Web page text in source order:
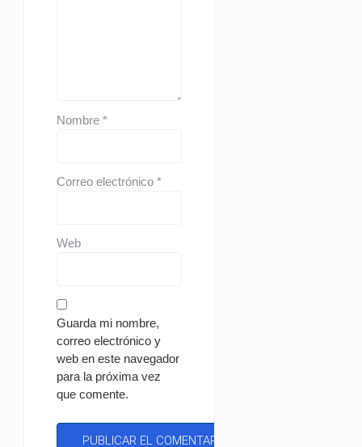
Nombre*
Correo electrónico*
Web
Guarda mi nombre,
correo electrónico y
web en este navegador
para la próxima vez
que comente.